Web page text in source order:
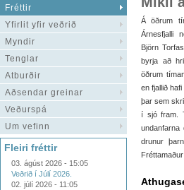
Fréttir
Yfirlit yfir veðrið
Myndir
Tenglar
Atburðir
Aðsendar greinar
Veðurspá
Um vefinn
Fleiri fréttir
03. ágúst 2026 - 15:05
Veðrið í Júlí 2026.
02. júlí 2026 - 11:05
Á öðrum
Árnesfjalli
Björn
byrja að
öðrum
en fjallið
þar sem
í sjó fram.
undanfarna
drunur